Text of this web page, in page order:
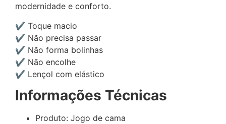
modernidade e conforto.
✔ Toque macio
✔ Não precisa passar
✔ Não forma bolinhas
✔ Não encolhe
✔ Lençol com elástico
Informações Técnicas
Produto: Jogo de cama